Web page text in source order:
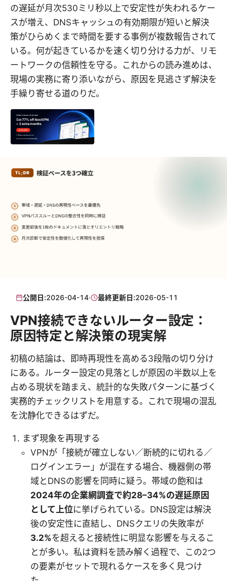
の遅延が月次530ミリ秒以上で安定性が失われるケー
スが増え、DNSキャッシュの有効期限が短いと解決
策がひらめくまで時間を要する事例が複数報告されて
いる。何が起きているかを速く切り分ける力が、リモ
ートワークの信頼性を守る。これからの読み進めは、
現場の実務に寄り添いながら、原因を見逃さず解決を
手繰り寄せる道のりだ。
公開日:2026-04-14· 最終更新日:2026-05-11
VPN接続できないルーター設定：
原因特定と解決策の現実解
初稿の結論は、即時再現性を高める3段階の切り分け
にある。ルーター設定の見落としが原因の半数以上を
占める現状を踏まえ、統計的な失敗パターンに基づく
実務的チェックリストを用意する。これで現場の混乱
を沈静化できるはずだ。
まず現象を再現する
VPNが「接続が確立しない／断続的に切れる／
ログインエラー」が混在する場合、機器側の帯
域とDNSの影響を同時に疑う。帯域の飽和は
2024年の企業網調査で約28–34%の遅延原因
として上位に挙げられている。DNS設定は解決
後の安定性に直結し、DNSクエリの失敗率が
3.2%を超えると接続性に明显な影響を与えるこ
とが多い。私は資料を読み解く過程で、この2つ
の要素がセットで現れるケースを多く見つけ